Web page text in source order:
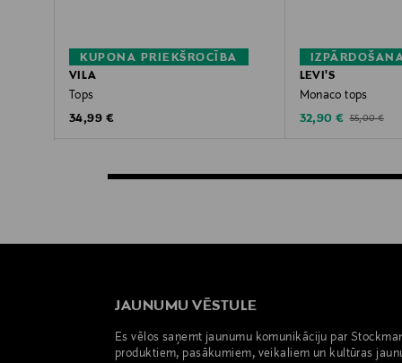
KUPONA PRIEKŠROCĪBA
VILA
Tops
Original Price
34,99 €
LEVI'S
Monaco tops
Discounted Price
32,90 € Original Price
55,00 €
JAUNUMU VĒSTULE
Es vēlos saņemt jaunumu komunikāciju par
produktiem, pasākumiem, veikaliem un kultūras